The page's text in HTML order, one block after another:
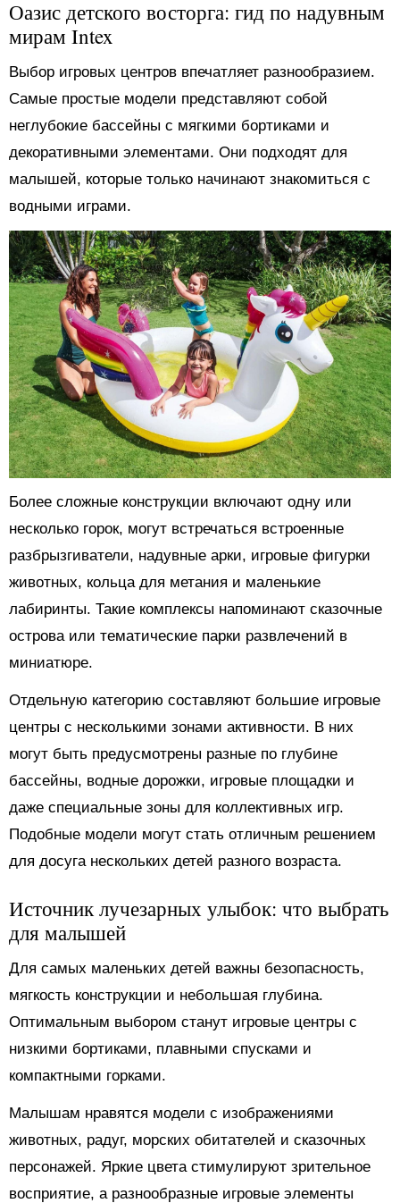
Оазис детского восторга: гид по надувным
мирам Intex
Выбор игровых центров впечатляет разнообразием.
Самые простые модели представляют собой
неглубокие бассейны с мягкими бортиками и
декоративными элементами. Они подходят для
малышей, которые только начинают знакомиться с
водными играми.
Более сложные конструкции включают одну или
несколько горок, могут встречаться встроенные
разбрызгиватели, надувные арки, игровые фигурки
животных, кольца для метания и маленькие
лабиринты. Такие комплексы напоминают сказочные
острова или тематические парки развлечений в
миниатюре.
Отдельную категорию составляют большие игровые
центры с несколькими зонами активности. В них
могут быть предусмотрены разные по глубине
бассейны, водные дорожки, игровые площадки и
даже специальные зоны для коллективных игр.
Подобные модели могут стать отличным решением
для досуга нескольких детей разного возраста.
Источник лучезарных улыбок: что выбрать
для малышей
Для самых маленьких детей важны безопасность,
мягкость конструкции и небольшая глубина.
Оптимальным выбором станут игровые центры с
низкими бортиками, плавными спусками и
компактными горками.
Малышам нравятся модели с изображениями
животных, радуг, морских обитателей и сказочных
персонажей. Яркие цвета стимулируют зрительное
восприятие, а разнообразные игровые элементы